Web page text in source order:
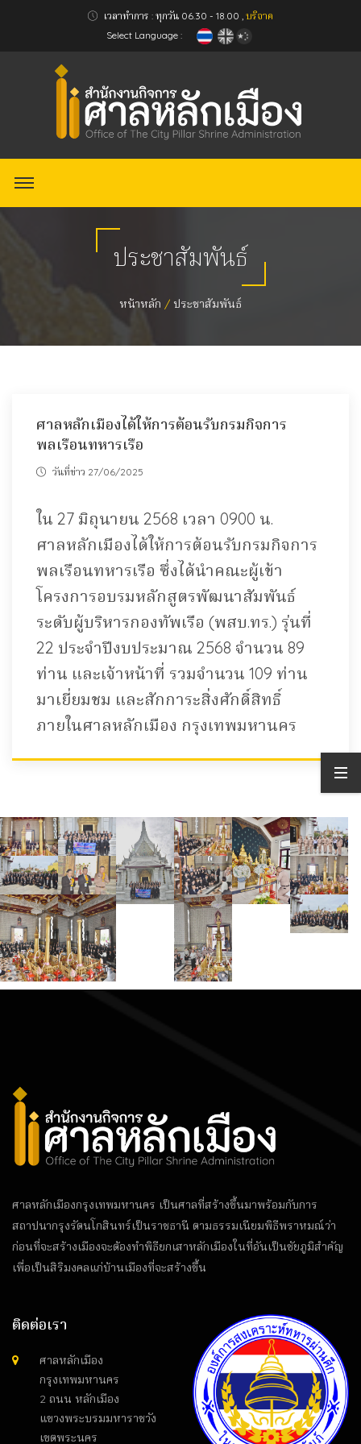
เวลาทำการ : ทุกวัน 06.30 - 18.00 , บริจาค
Select Language :
ประชาสัมพันธ์
หน้าหลัก ประชาสัมพันธ์
ศาลหลักเมืองได้ให้การต้อนรับกรมกิจการ
พลเรือนทหารเรือ
วันที่ข่าว 27/06/2025
ใน 27 มิถุนายน 2568 เวลา 0900 น.
ศาลหลักเมืองได้ให้การต้อนรับกรมกิจการ
พลเรือนทหารเรือ ซึ่งได้นำคณะผู้เข้า
โครงการอบรมหลักสูตรพัฒนาสัมพันธ์
ระดับผู้บริหารกองทัพเรือ (พสบ.ทร.) รุ่นที่
22 ประจำปีงบประมาณ 2568 จำนวน 89
ท่าน และเจ้าหน้าที่ รวมจำนวน 109 ท่าน
มาเยี่ยมชม และสักการะสิ่งศักดิ์สิทธิ์
ภายในศาลหลักเมือง กรุงเทพมหานคร
ศาลหลักเมืองกรุงเทพมหานคร เป็นศาลที่สร้างขึ้นมาพร้อมกับการ
สถาปนากรุงรัตนโกสินทร์เป็นราชธานี ตามธรรมเนียมพิธีพราหมณ์ว่า
ก่อนที่จะสร้างเมืองจะต้องทำพิธียกเสาหลักเมืองในที่อันเป็นชัยภูมิสำคัญ
เพื่อเป็นสิริมงคลแก่บ้านเมืองที่จะสร้างขึ้น
ติดต่อเรา
ศาลหลักเมือง
กรุงเทพมหานคร
2 ถนน หลักเมือง
แขวงพระบรมมหาราชวัง
เขตพระนคร